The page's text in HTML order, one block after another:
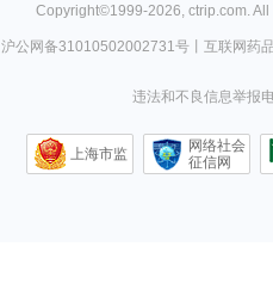
Copyright©1999-2026 ctrip.com .
沪公网备31010502002731号丨 互联网药
违法和不良信息举报
上海市监
网络社会
征信网